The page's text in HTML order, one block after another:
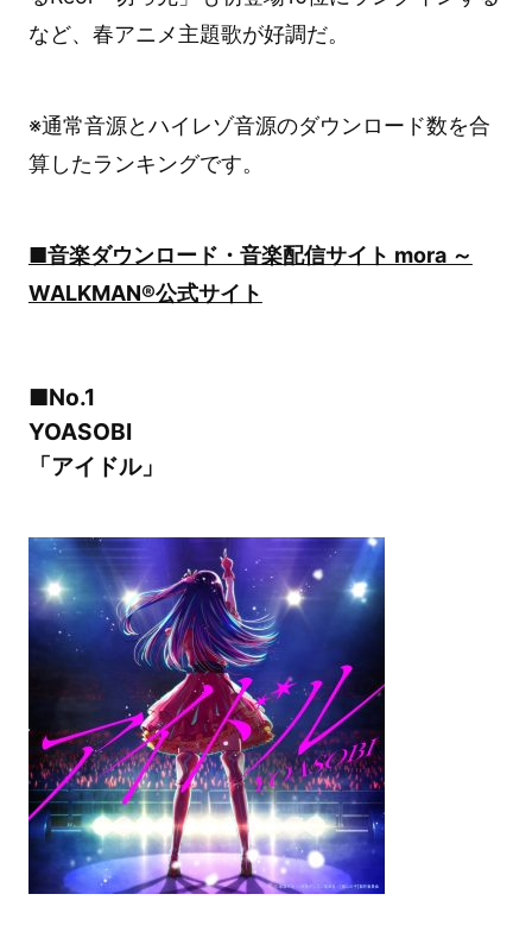
など、春アニメ主題歌が好調だ。
※通常音源とハイレゾ音源のダウンロード数を合
算したランキングです。
■音楽ダウンロード・音楽配信サイト mora ～
WALKMAN®公式サイト
■No.1
YOASOBI
「アイドル」